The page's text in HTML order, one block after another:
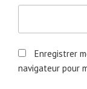
Enregistrer
navigateur pour